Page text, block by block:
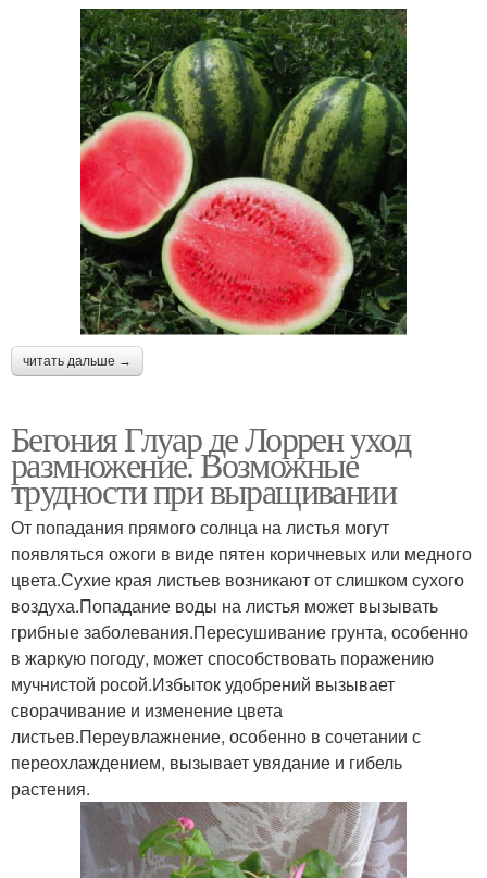
читать дальше →
Бегония Глуар де Лоррен уход
размножение. Возможные
трудности при выращивании
От попадания прямого солнца на листья могут
появляться ожоги в виде пятен коричневых или медного
цвета.Сухие края листьев возникают от слишком сухого
воздуха.Попадание воды на листья может вызывать
грибные заболевания.Пересушивание грунта, особенно
в жаркую погоду, может способствовать поражению
мучнистой росой.Избыток удобрений вызывает
сворачивание и изменение цвета
листьев.Переувлажнение, особенно в сочетании с
переохлаждением, вызывает увядание и гибель
растения.